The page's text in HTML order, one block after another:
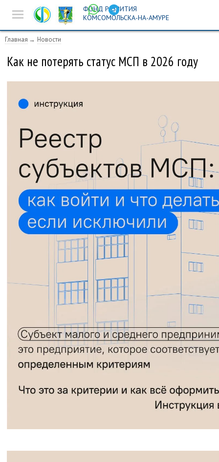
ФОНД РАЗВИТИЯ
КОМСОМОЛЬСКА-НА-АМУРЕ
Новости
Предпринимателям
Инвест-площадка
Поиск
Главная Новости
Как не потерять статус МСП в 2026 году